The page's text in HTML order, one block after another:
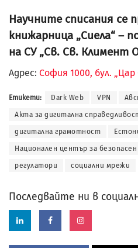
Научните списания се
книжарница „Сиела“ –
на СУ „Св. Св. Климент
Адрес: София 1000, бул.
Етикети: Dark Web VPN
Акта за дигитална
дигитална грамотност
Национален център за
регулатори социални мрежи
Последвайте ни в